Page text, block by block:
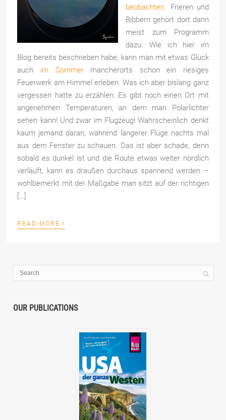
beobachten. Frieren und
Bibbern gehört dort dann
meist zum Programm
dazu. Wie ich hier im
Blog bereits beschrieben habe, kann man mit etwas Glück
auch im Sommermancherorts schon ein riesiges
Feuerwerk am Himmel erleben. Was ich aber bislang ganz
vergessen hatte zu erzählen: Es gibt noch einen Ort mit
angenehmen Temperaturen, an dem man Polarlichter
sehen kann! Und zwar im Flugzeug! Wahrscheinlich denkt
kaum jemand daran, während längerer Flüge nachts mal
aus dem Fenster zu schauen. Das ist aber schade, denn
sobald es dunkel ist und die Route etwas weiter nördlich
verläuft, kann es draußen durchaus spannend werden –
wohlbemerkt mit der Maßgabe man sitzt auf der richtigen
[…]
READ MORE ›
OUR PUBLICATIONS